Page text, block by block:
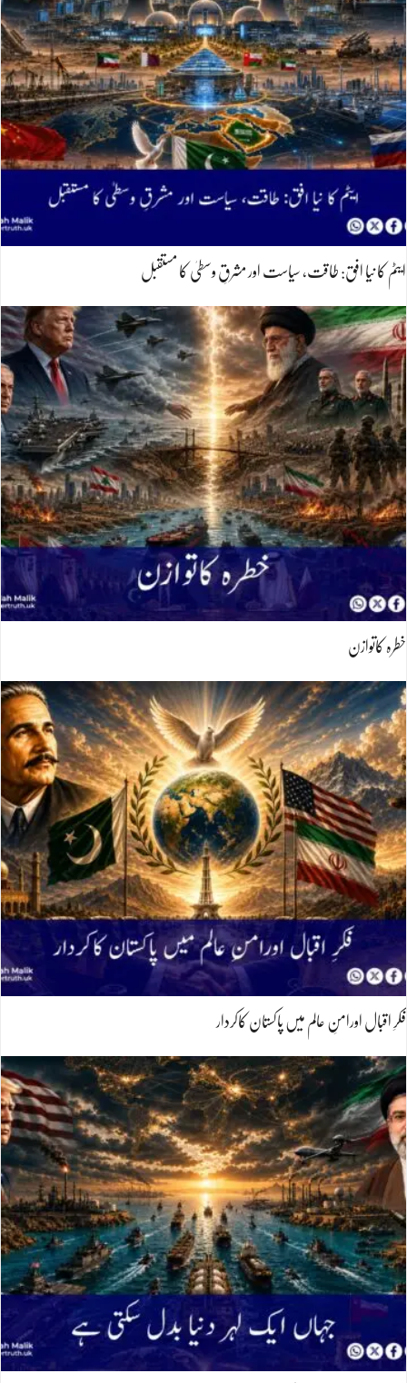
ایٹم کا نیا افق: طاقت، سیاست اور مشرقِ وسطیٰ کا مستقبل
خطرہ کاتوازن
فکرِ اقبال اورامنِ عالم میں پاکستان کاکردار